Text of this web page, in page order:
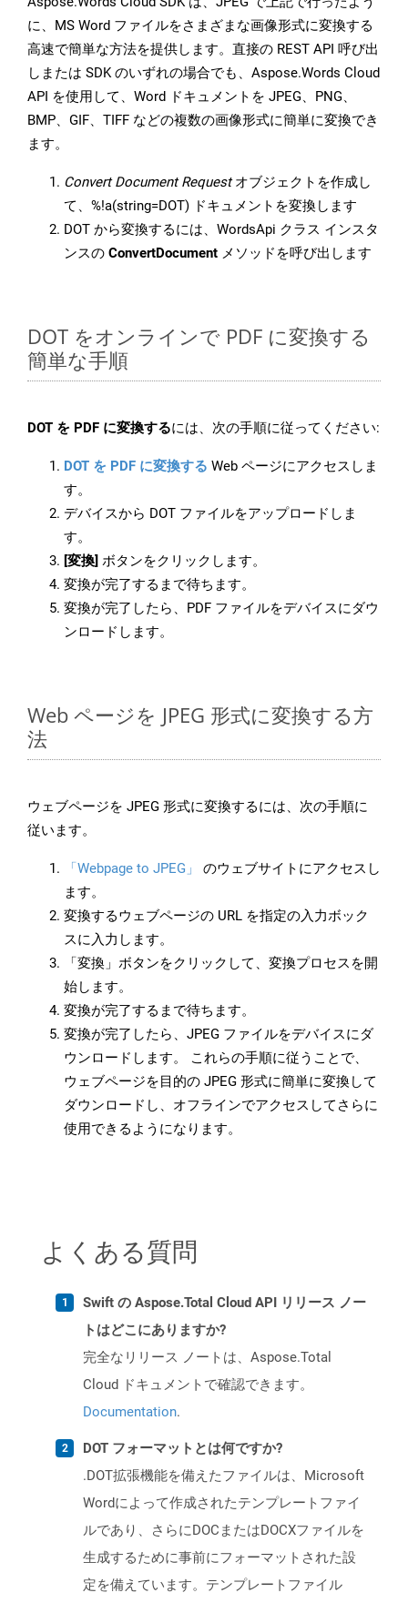
に、MS Word ファイルをさまざまな画像形式に変換する
高速で簡単な方法を提供します。直接の REST API 呼び出
しまたは SDK のいずれの場合でも、Aspose.Words Cloud
API を使用して、Word ドキュメントを JPEG、PNG、
BMP、GIF、TIFF などの複数の画像形式に簡単に変換でき
ます。
Convert Document Requestオブジェクトを作成し
て、%!a(string=DOT) ドキュメントを変換します
DOT から変換するには、WordsApi クラス インスタ
ンスの ConvertDocument メソッドを呼び出します
DOT をオンラインで PDF に変換する
簡単な手順
DOT を PDF に変換するには、次の手順に従ってください:
DOT を PDF に変換する Web ページにアクセスしま
す。
デバイスから DOT ファイルをアップロードしま
す。
[変換] ボタンをクリックします。
変換が完了するまで待ちます。
変換が完了したら、PDF ファイルをデバイスにダウ
ンロードします。
Web ページを JPEG 形式に変換する方
法
ウェブページを JPEG 形式に変換するには、次の手順に
従います。
「Webpage to JPEG」
のウェブサイトにアクセスし
ます。
変換するウェブページの URL を指定の入力ボック
スに入力します。
「変換」ボタンをクリックして、変換プロセスを開
始します。
変換が完了するまで待ちます。
変換が完了したら、JPEG ファイルをデバイスにダ
ウンロードします。 これらの手順に従うことで、
ウェブページを目的の JPEG 形式に簡単に変換して
ダウンロードし、オフラインでアクセスしてさらに
使用できるようになります。
よくある質問
Swift の Aspose.Total Cloud API リリース ノー
トはどこにありますか?
完全なリリース ノートは、Aspose.Total
Cloud ドキュメントで確認できます。
Documentation.
DOT フォーマットとは何ですか?
.DOT拡張機能を備えたファイルは、Microsoft
Wordによって作成されたテンプレートファイ
ルであり、さらにDOCまたはDOCXファイルを
生成するために事前にフォーマットされた設
定を備えています。テンプレートファイル